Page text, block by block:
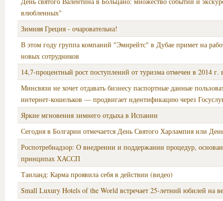
влюбленных"
Зимняя Греция - очаровательна!
В этом году группа компаний "Эмирейтс" в Дубае примет на
новых сотрудников
14,7-процентный рост поступлений от туризма отмечен в 2014 г.
Минсвязи не хочет отдавать бизнесу паспортные данные
интернет-кошельков — продвигает идентификацию через
Яркие мгновения зимнего отдыха в Испании
Сегодня в Болгарии отмечается День Святого Харлампия или
Роспотребнадзор: О внедрении и поддержании процедур,
принципах ХАССП
Таиланд: Карма проявила себя в действии (видео)
Small Luxury Hotels of the World встречает 25-летний юбилей на